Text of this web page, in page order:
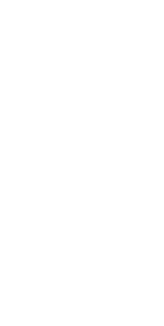
del
iraquí
“cercanía
por esta
el
de los
de Dios